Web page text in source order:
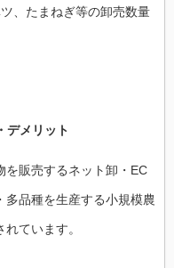
、たまねぎ等の卸売数量
デメリット
を販売するネット卸・EC
多品種を生産する小規模農
ています。